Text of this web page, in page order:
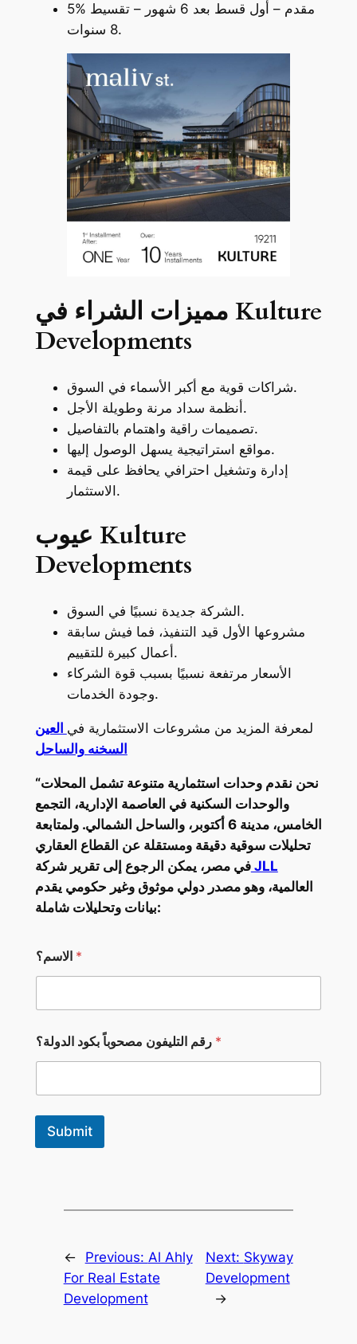
5% مقدم – أول قسط بعد 6 شهور – تقسيط
8 سنوات.
مميزات الشراء في Kulture
Developments
شراكات قوية مع أكبر الأسماء في السوق.
أنظمة سداد مرنة وطويلة الأجل.
تصميمات راقية واهتمام بالتفاصيل.
مواقع استراتيجية يسهل الوصول إليها.
إدارة وتشغيل احترافي يحافظ على قيمة
الاستثمار.
عيوب Kulture
Developments
الشركة جديدة نسبيًا في السوق.
مشروعها الأول قيد التنفيذ، فما فيش سابقة
أعمال كبيرة للتقييم.
الأسعار مرتفعة نسبيًا بسبب قوة الشركاء
وجودة الخدمات.
لمعرفة المزيد من مشروعات الاستثمارية في العين
السخنه والساحل
“نحن نقدم وحدات استثمارية متنوعة تشمل المحلات
والوحدات السكنية في العاصمة الإدارية، التجمع
الخامس، مدينة 6 أكتوبر، والساحل الشمالي. ولمتابعة
تحليلات سوقية دقيقة ومستقلة عن القطاع العقاري
في مصر، يمكن الرجوع إلى تقرير شركةJLL
العالمية، وهو مصدر دولي موثوق وغير حكومي يقدم
بيانات وتحليلات شاملة:
ك
و
ق
م
الاسم؟ *
رقم التليفون مصحوباً بكود الدولة؟ *
Submit
← Previous: Al Ahly
For Real Estate
Development
Next: Skyway
Development
→